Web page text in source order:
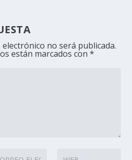
no será publicada.
están marcados con*